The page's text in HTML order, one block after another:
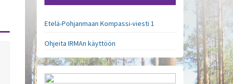
Etelä-Pohjanmaan Kompassi-viesti 1
Ohjeita IRMAn käyttöön